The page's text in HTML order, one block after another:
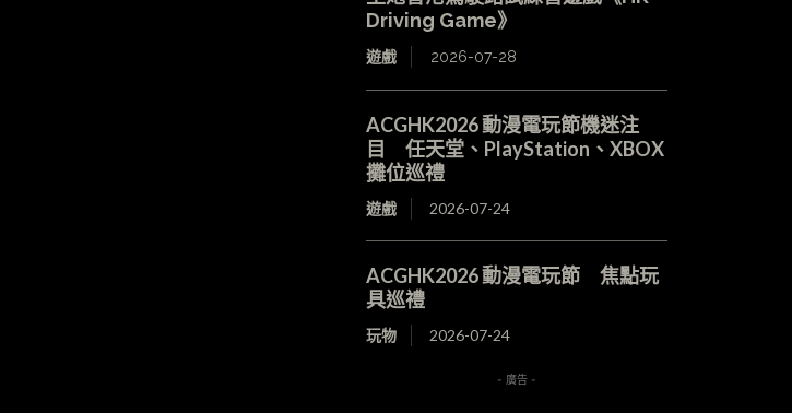
Driving Game》
遊戲 2026-07-28
ACGHK2026 動漫電玩節機迷注
目 任天堂、PlayStation、XBOX
攤位巡禮
遊戲 2026-07-24
ACGHK2026 動漫電玩節 焦點玩
具巡禮
玩物 2026-07-24
- 廣告 -